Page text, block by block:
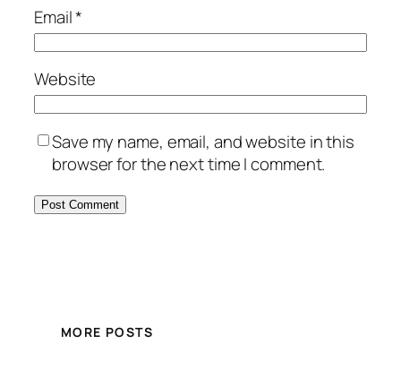
Email*
Website
Save my name, email, and website in this
browser for the next time I comment.
MORE POSTS